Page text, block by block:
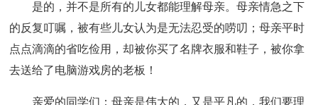
是的，并不是所有的儿女都能理解母亲。母亲情急之下
的反复叮嘱，被有些儿女认为是无法忍受的唠叨；母亲平时
点点滴滴的省吃俭用，却被你买了名牌衣服和鞋子，被你拿
去送给了电脑游戏房的老板！
亲爱的同学们：母亲是伟大的，又是平凡的，我们要理